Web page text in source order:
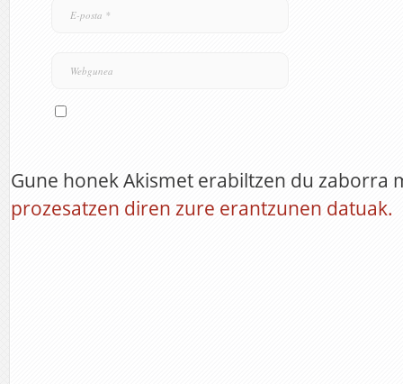
Gune honek Akismet erabiltzen du zaborra
prozesatzen diren zure erantzunen datuak.